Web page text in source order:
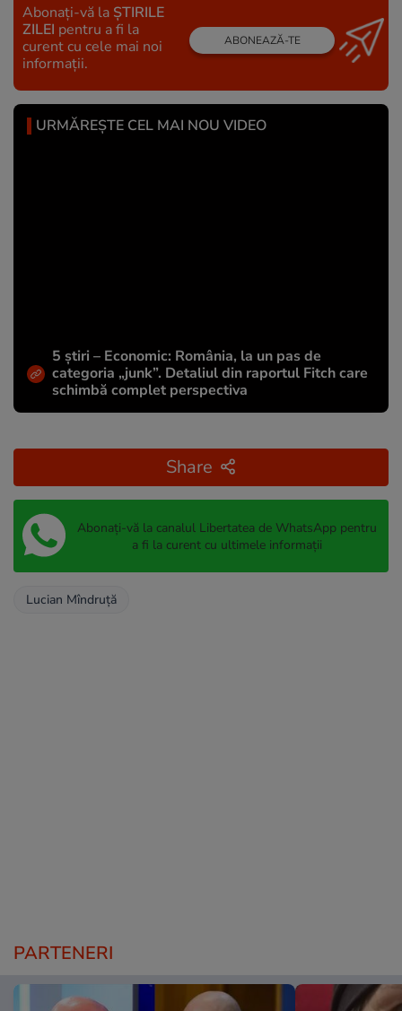
Abonați-vă la ȘTIRILE
ZILEI pentru a fi la
curent cu cele mai noi
informații.
ABONEAZĂ-TE
URMĂREȘTE CEL MAI NOU VIDEO
5 știri – Economic: România, la un pas de
categoria „junk”. Detaliul din raportul Fitch care
schimbă complet perspectiva
Share
Abonați-vă la canalul Libertatea de WhatsApp pentru
a fi la curent cu ultimele informații
Lucian Mîndruță
PARTENERI